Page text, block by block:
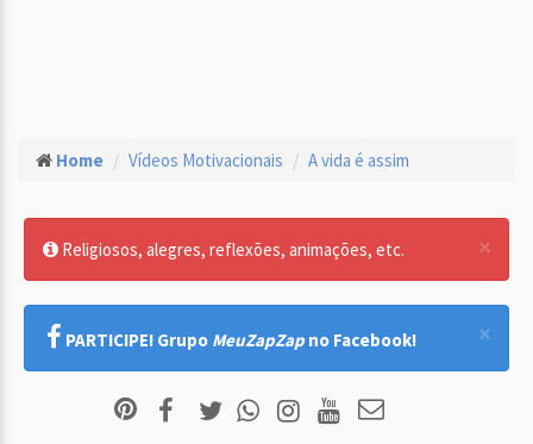
Home Vídeos Motivacionais A vida é assim
×
Religiosos, alegres, reflexões, animações, etc.
×
PARTICIPE! Grupo MeuZapZap no Facebook!